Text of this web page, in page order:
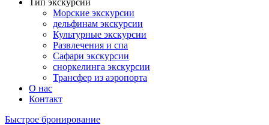
Морские экскурсии
дельфинам экскурсии
Культурные экскурсии
Развлечения и спа
Сафари экскурсии
сноркелинга экскурсии
Трансфер из аэропорта
О нас
Контакт
Быстрое бронирование